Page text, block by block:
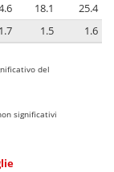
18.1
25.4
1.7 1.5 1.6
del
significativi